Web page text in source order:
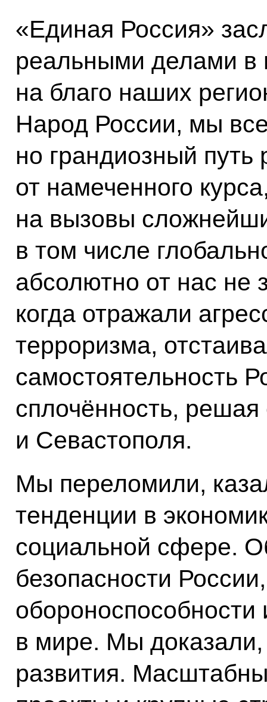
«Единая Россия»
реальными делами в
на благо наших
Народ России, мы
но грандиозный путь
от намеченного
на вызовы
в том числе
абсолютно от нас не
когда отражали
терроризма,
самостоятельность
сплочённость,
и Севастополя.
Мы переломили,
тенденции в
социальной сфере.
безопасности
в мире. Мы
развития.